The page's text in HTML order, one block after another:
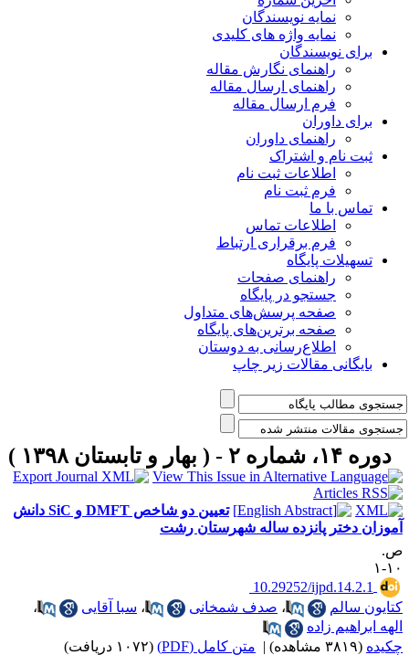
نمایه نویسندگان
نمایه واژه های کلیدی
برای نویسندگان
راهنمای نگارش مقاله
راهنمای ارسال مقاله
فرم ارسال مقاله
برای داوران
راهنمای داوران
ثبت نام و اشتراک
اطلاعات ثبت نام
فرم ثبت نام
تماس با ما
اطلاعات تماس
فرم برقراری ارتباط
تسهیلات پایگاه
راهنمای صفحات
جستجو در پایگاه
صفحه پرسش‌های متداول
صفحه برترین‌های پایگاه
اطلاع‌رسانی به دوستان
بایگانی مقالات زیر چاپ
دوره ۱۴، شماره ۲ - ( بهار و تابستان ۱۳۹۸ )
تعیین دو شاخص DMFT و SiC دانش
دختر پانزده ساله شهرستان رشت
۱
‎ 10.29252/ijpd.14.2.1
سالم
،صدف شمخانی ،سبا آقایی
،
ابراهیم زاده
(۳۸۱۹ مشاهده) | متن کامل (PDF) (۱۰۷۲ دریافت)